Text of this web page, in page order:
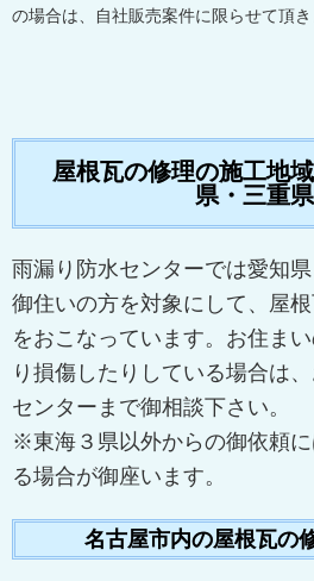
の場合は、自社販売案件に限らせて頂き
屋根瓦の修理の施工地
県・三重県
雨漏り防水センターでは愛知
御住いの方を対象にして、屋
をおこなっています。お住ま
り損傷したりしている場合は
センターまで御相談下さい。
※東海３県以外からの御依頼
る場合が御座います。
名古屋市内の屋根瓦の